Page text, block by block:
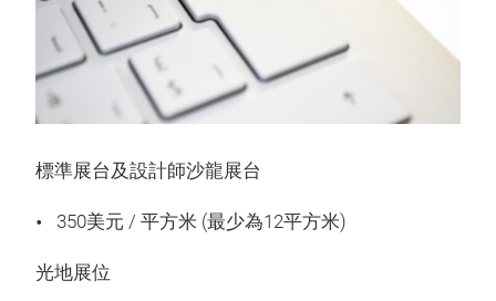
標準展台及設計師沙龍展台
350美元 / 平方米 (最少為12平方米)
光地展位